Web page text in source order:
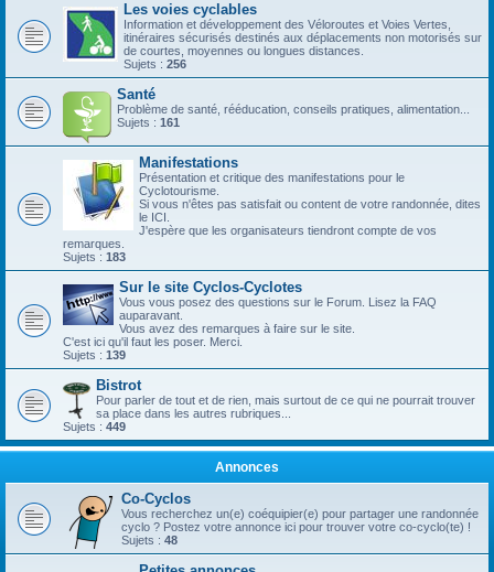
Les voies cyclables
Information et développement des Véloroutes et Voies Vertes,
itinéraires sécurisés destinés aux déplacements non motorisés sur
de courtes, moyennes ou longues distances.
Sujets : 256
Santé
Problème de santé, rééducation, conseils pratiques, alimentation...
Sujets : 161
Manifestations
Présentation et critique des manifestations pour le
Cyclotourisme.
Si vous n'êtes pas satisfait ou content de votre randonnée, dites
le ICI.
J'espère que les organisateurs tiendront compte de vos
remarques.
Sujets : 183
Sur le site Cyclos-Cyclotes
Vous vous posez des questions sur le Forum. Lisez la FAQ
auparavant.
Vous avez des remarques à faire sur le site.
C'est ici qu'il faut les poser. Merci.
Sujets : 139
Bistrot
Pour parler de tout et de rien, mais surtout de ce qui ne pourrait trouver
sa place dans les autres rubriques...
Sujets : 449
Annonces
Co-Cyclos
Vous recherchez un(e) coéquipier(e) pour partager une randonnée
cyclo ? Postez votre annonce ici pour trouver votre co-cyclo(te) !
Sujets : 48